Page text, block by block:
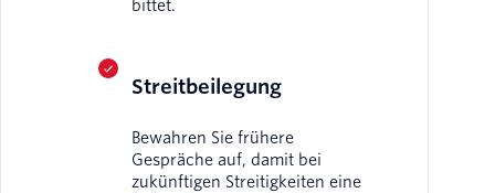
bittet.
Streitbeilegung
Bewahren Sie frühere
Gespräche auf, damit bei
zukünftigen Streitigkeiten eine